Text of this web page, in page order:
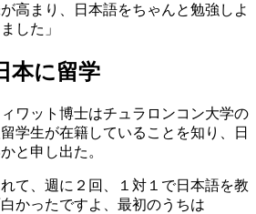
高まり、日本語をちゃんと勉強しよ
した」
本に留学
ワット博士はチュラロンコン大学の
学生が在籍していることを知り、日
と申し出た。
て、週に２回、１対１で日本語を教
かったですよ、最初のうちは